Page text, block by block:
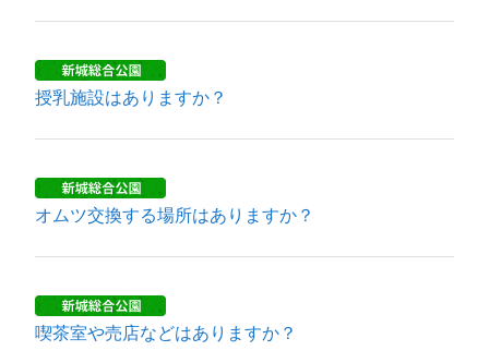
授乳施設はありますか？
オムツ交換する場所はありますか？
喫茶室や売店などはありますか？